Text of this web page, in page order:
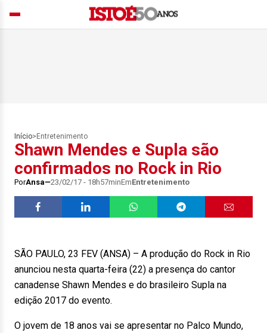
Início> Entretenimento
Shawn Mendes e Supla são
confirmados no Rock in Rio
PorAnsa 23/02/17 - 18h57minEmEntretenimento
SÃO PAULO, 23 FEV (ANSA) – A produção do Rock in Rio
anunciou nesta quarta-feira (22) a presença do cantor
canadense Shawn Mendes e do brasileiro Supla na
edição 2017 do evento.
O jovem de 18 anos vai se apresentar no Palco Mundo,